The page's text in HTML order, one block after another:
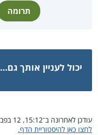
תרומה
יכול לעניין אותך גם...
עודכן לאחרונה ב־15:12, 12 בפברואר 2023.
לחצו כאן להיסטוריית הדף.